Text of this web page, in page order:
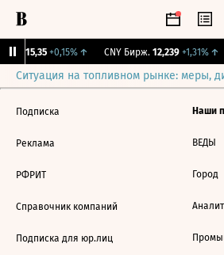
115,35 +0,15%↑ CNY Бирж. 12,239 +1,31%↑
Ситуация на топливном рынке: меры,
Подписка
Реклама
РФРИТ
Справочник компаний
Подписка для юр.лиц
Наши
ВЕДЫ
Город